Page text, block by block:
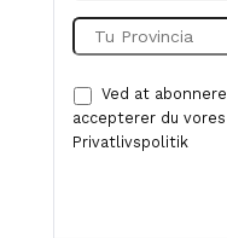
Ved at abonnere
accepterer du vores
Privatlivspolitik